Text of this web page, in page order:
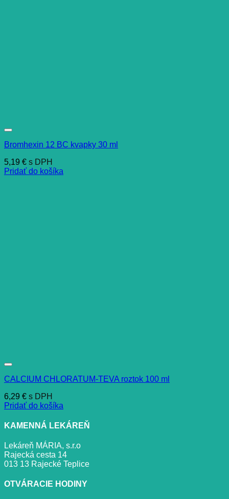
Bromhexin 12 BC kvapky 30 ml
5,19 € s DPH
Pridať do košíka
CALCIUM CHLORATUM-TEVA roztok 100 ml
6,29 € s DPH
Pridať do košíka
KAMENNÁ LEKÁREŇ
Lekáreň MÁRIA, s.r.o
Rajecká cesta 14
013 13 Rajecké Teplice
OTVÁRACIE HODINY